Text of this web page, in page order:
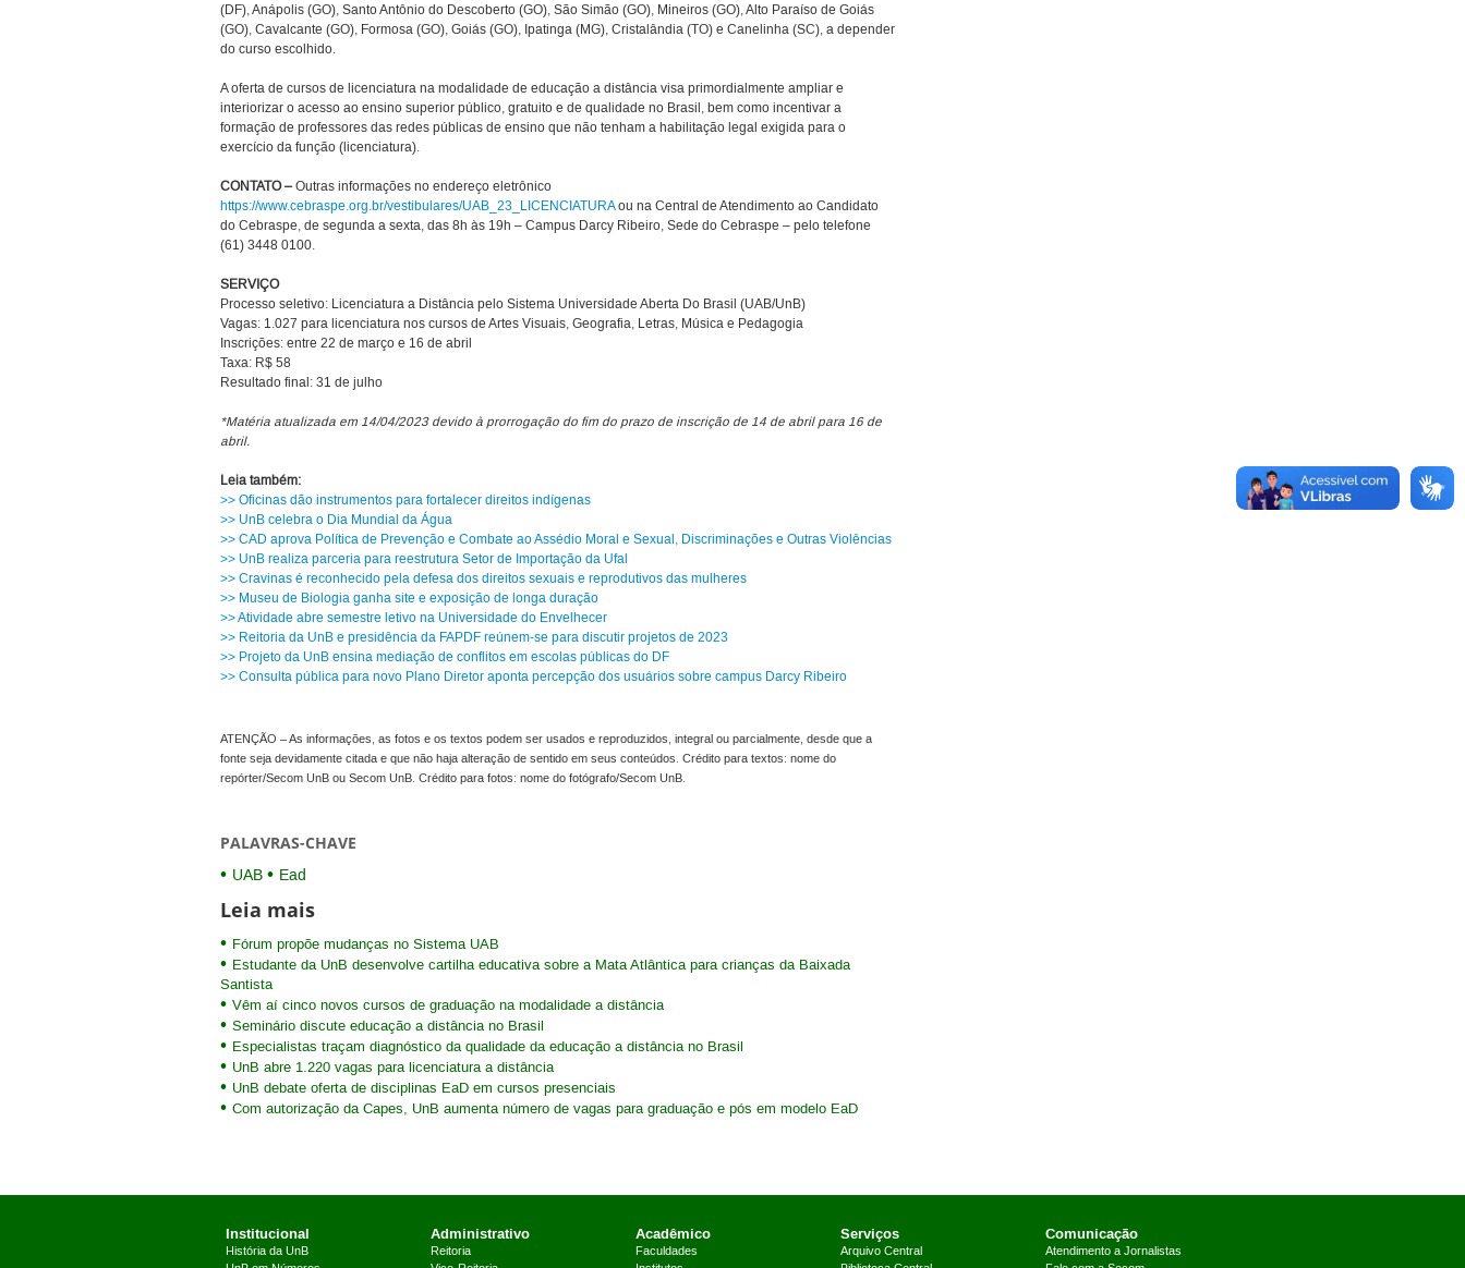
(DF), Anápolis (GO), Santo Antônio do Descoberto (GO), São Simão (GO), Mineiros (GO), Alto Paraíso de Goiás
(GO), Cavalcante (GO), Formosa (GO), Goiás (GO), Ipatinga (MG), Cristalândia (TO) e Canelinha (SC), a depender
do curso escolhido.
A oferta de cursos de licenciatura na modalidade de educação a distância visa primordialmente ampliar e
interiorizar o acesso ao ensino superior público, gratuito e de qualidade no Brasil, bem como incentivar a
formação de professores das redes públicas de ensino que não tenham a habilitação legal exigida para o
exercício da função (licenciatura).
CONTATO –Outras informações no endereço eletrônico
https://www.cebraspe.org.br/vestibulares/UAB_23_LICENCIATURAou na Central de Atendimento ao Candidato
do Cebraspe, de segunda a sexta, das 8h às 19h – Campus Darcy Ribeiro, Sede do Cebraspe – pelo telefone
(61) 3448 0100.
SERVIÇO
Processo seletivo: Licenciatura a Distância pelo Sistema Universidade Aberta Do Brasil (UAB/UnB)
Vagas: 1.027 para licenciatura nos cursos de Artes Visuais, Geografia, Letras, Música e Pedagogia
Inscrições: entre 22 de março e 16 de abril
Taxa: R$ 58
Resultado final: 31 de julho
*Matéria atualizada em 14/04/2023 devido à prorrogação do fim do prazo de inscrição de 14 de abril para 16 de
abril.
Leia também:
>> Oficinas dão instrumentos para fortalecer direitos indígenas
>> UnB celebra o Dia Mundial da Água
>> CAD aprova Política de Prevenção e Combate ao Assédio Moral e Sexual, Discriminações e Outras Violências
>> UnB realiza parceria para reestrutura Setor de Importação da Ufal
>> Cravinas é reconhecido pela defesa dos direitos sexuais e reprodutivos das mulheres
>> Museu de Biologia ganha site e exposição de longa duração
>> Atividade abre semestre letivo na Universidade do Envelhecer
>> Reitoria da UnB e presidência da FAPDF reúnem-se para discutir projetos de 2023
>> Projeto da UnB ensina mediação de conflitos em escolas públicas do DF
>> Consulta pública para novo Plano Diretor aponta percepção dos usuários sobre campus Darcy Ribeiro
ATENÇÃO – As informações, as fotos e os textos podem ser usados e reproduzidos, integral ou parcialmente, desde que a
fonte seja devidamente citada e que não haja alteração de sentido em seus conteúdos. Crédito para textos: nome do
repórter/Secom UnB ou Secom UnB. Crédito para fotos: nome do fotógrafo/Secom UnB.
PALAVRAS-CHAVE
UAB Ead
Leia mais
Fórum propõe mudanças no Sistema UAB
Estudante da UnB desenvolve cartilha educativa sobre a Mata Atlântica para crianças da Baixada
Santista
Vêm aí cinco novos cursos de graduação na modalidade a distância
Seminário discute educação a distância no Brasil
Especialistas traçam diagnóstico da qualidade da educação a distância no Brasil
UnB abre 1.220 vagas para licenciatura a distância
UnB debate oferta de disciplinas EaD em cursos presenciais
Com autorização da Capes, UnB aumenta número de vagas para graduação e pós em modelo EaD
Institucional
História da UnB
Administrativo
Reitoria
Acadêmico
Faculdades
Serviços
Arquivo Central
Comunicação
Atendimento a Jornalistas